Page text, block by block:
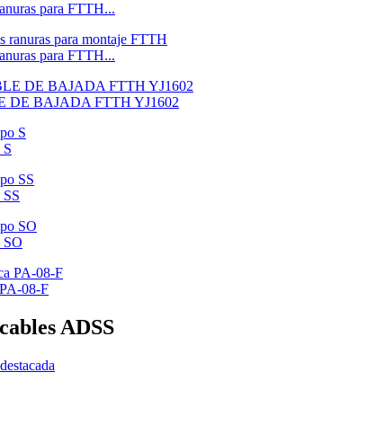
para FTTH...
para FTTH...
DE BAJADA FTTH YJ1602
S
SO
08-F
ADSS